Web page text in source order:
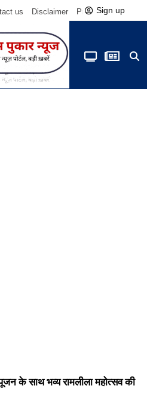
us Disclaimer Privacy Policy
Sign up
के साथ भव्य रामलीला महोत्सव की